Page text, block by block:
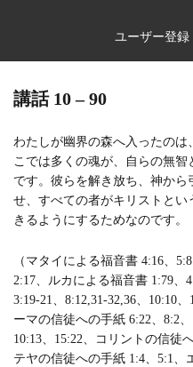
ユーザー登録
講話 10 – 90
わたしが幽界の森へ入ったの
こでは多くの魂が、自らの無
です。彼らを解き放ち、神から
せ、すべての者がキリストと
きるようにするためなのです。
（マタイによる福音書 4:16、
2:17、ルカによる福音書 1:79、
3:19-21、8:12,31-32,36、10:10
ーマの信徒への手紙 6:22、8:2
10:13、15:22、コリントの信徒
テヤの信徒への手紙 1:4、5:1、